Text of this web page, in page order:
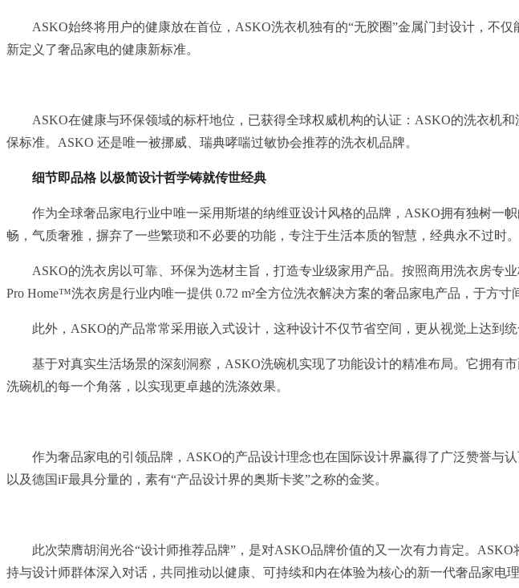
ASKO始终将用户的健康放在首位，ASKO洗衣机独有的“无胶圈”金属门封设计，不
新定义了奢品家电的健康新标准。
ASKO在健康与环保领域的标杆地位，已获得全球权威机构的认证：ASKO的洗衣机
保标准。ASKO 还是唯一被挪威、瑞典哮喘过敏协会推荐的洗衣机品牌。
细节即品格 以极简设计哲学铸就传世经典
作为全球奢品家电行业中唯一采用斯堪的纳维亚设计风格的品牌，ASKO拥有独树一
畅，气质奢雅，摒弃了一些繁琐和不必要的功能，专注于生活本质的智慧，经典永不过时。
ASKO的洗衣房以可靠、环保为选材主旨，打造专业级家用产品。按照商用洗衣房专
Pro Home™洗衣房是行业内唯一提供 0.72 m²全方位洗衣解决方案的奢品家电产品，于方寸
此外，ASKO的产品常常采用嵌入式设计，这种设计不仅节省空间，更从视觉上达到
基于对真实生活场景的深刻洞察，ASKO洗碗机实现了功能设计的精准布局。它拥有
洗碗机的每一个角落，以实现更卓越的洗涤效果。
作为奢品家电的引领品牌，ASKO的产品设计理念也在国际设计界赢得了广泛赞誉与
以及德国iF最具分量的，素有“产品设计界的奥斯卡奖”之称的金奖。
此次荣膺胡润光谷“设计师推荐品牌”，是对ASKO品牌价值的又一次有力肯定。
持与设计师群体深入对话，共同推动以健康、可持续和内在体验为核心的新一代奢品家电